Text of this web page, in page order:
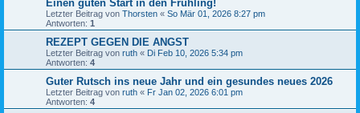
Einen guten Start in den Frühling!
Letzter Beitrag von Thorsten « So Mär 01, 2026 8:27 pm
Antworten: 1
REZEPT GEGEN DIE ANGST
Letzter Beitrag von ruth « Di Feb 10, 2026 5:34 pm
Antworten: 4
Guter Rutsch ins neue Jahr und ein gesundes neues 2026
Letzter Beitrag von ruth « Fr Jan 02, 2026 6:01 pm
Antworten: 4